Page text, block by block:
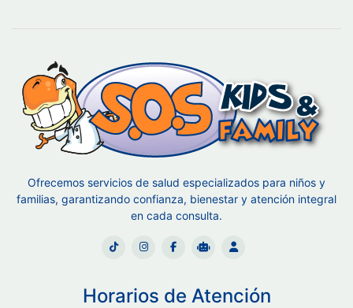
Ofrecemos servicios de salud especializados para niños y
familias, garantizando confianza, bienestar y atención integral
en cada consulta.
Horarios de Atención